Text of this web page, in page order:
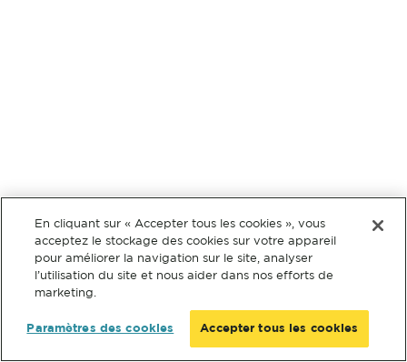
En cliquant sur « Accepter tous les cookies », vous
acceptez le stockage des cookies sur votre appareil
pour améliorer la navigation sur le site, analyser
l’utilisation du site et nous aider dans nos efforts de
marketing.
Paramètres des cookies Accepter tous les cookies